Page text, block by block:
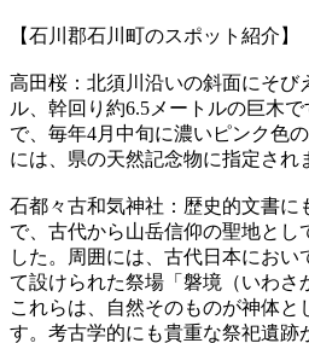
【石川郡石川町のスポット紹介】
高田桜：北須川沿いの斜面にそび
ル、幹回り約6.5メートルの巨木
で、毎年4月中旬に濃いピンク色
には、県の天然記念物に指定され
石都々古和気神社：歴史的文書に
で、古代から山岳信仰の聖地とし
した。周囲には、古代日本におい
て設けられた祭場「磐境（いわさ
これらは、自然そのものが神体
す。考古学的にも貴重な祭祀遺跡